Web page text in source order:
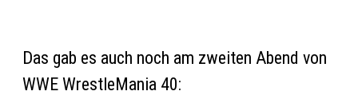
Das gab es auch noch am zweiten Abend von
WWE WrestleMania 40: